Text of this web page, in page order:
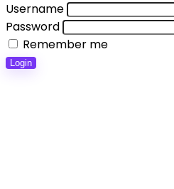
Username
Password
Remember me
Login